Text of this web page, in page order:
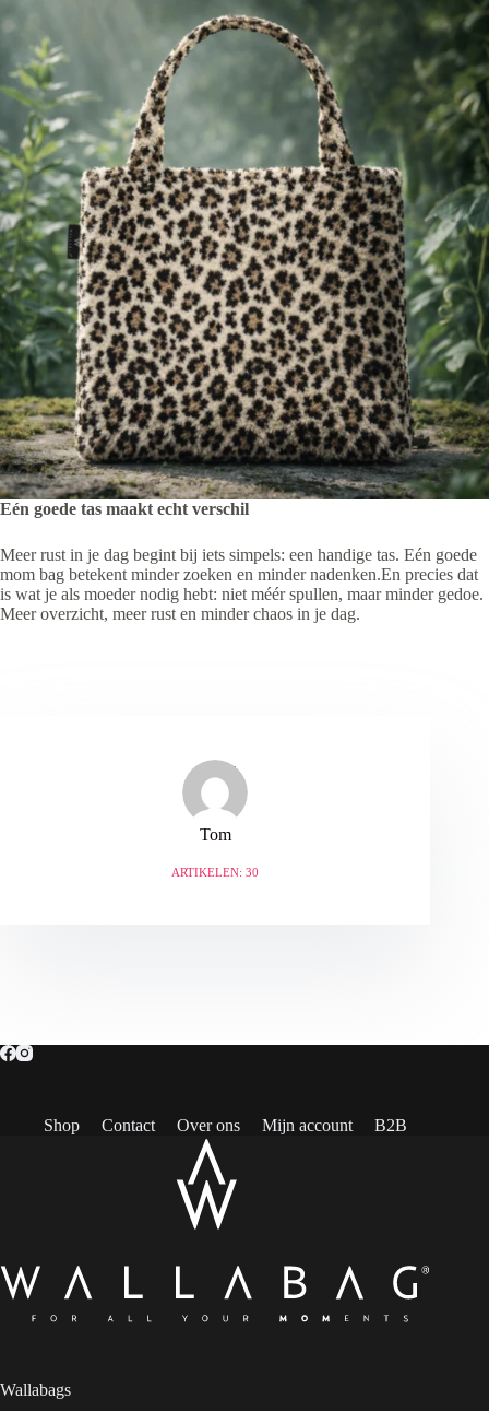
Eén goede tas maakt echt verschil
Meer rust in je dag begint bij iets simpels: een handige tas. Eén goede
mom bag betekent minder zoeken en minder nadenken.En precies dat
is wat je als moeder nodig hebt: niet méér spullen, maar minder gedoe.
Meer overzicht, meer rust en minder chaos in je dag.
Tom
ARTIKELEN: 30
Shop Contact Over ons Mijn account B2B
Wallabags